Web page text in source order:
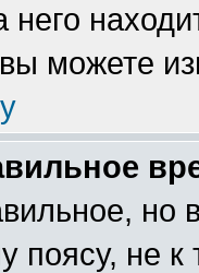
можете
но
поясу, не